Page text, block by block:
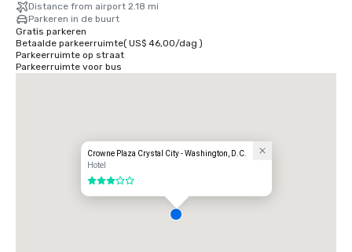
Distance from airport 2.18 mi
Parkeren in de buurt
Gratis parkeren
Betaalde parkeerruimte( US$ 46,00/dag )
Parkeerruimte op straat
Parkeerruimte voor bus
Crowne Plaza Crystal City - Washington, D.C.
Hotel
3 van 5